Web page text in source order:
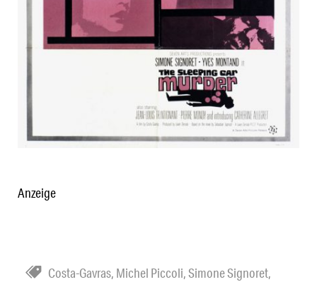
Anzeige
Costa-Gavras, Michel Piccoli,Simone Signoret,